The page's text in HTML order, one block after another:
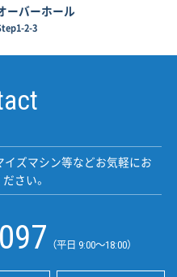
ーバーホール
2-3
イズマシン等などお気軽にお
さい。
（平日 9:00〜18:00）